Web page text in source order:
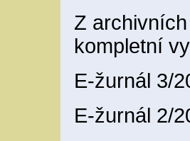
Z
kompletní
E-žurnál 3/
E-žurnál 2/